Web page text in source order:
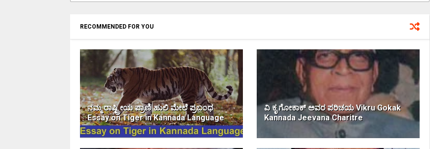
RECOMMENDED FOR YOU
ನಮ್ಮ ರಾಷ್ಟ್ರೀಯ ಪ್ರಾಣಿ ಹುಲಿ ಮೇಲೆ ಪ್ರಬಂಧ
Essay on Tiger in Kannada Language
ವಿ ಕೃ ಗೋಕಾಕ್ ಅವರ ಪರಿಚಯ Vikru Gokak
Kannada Jeevana Charitre